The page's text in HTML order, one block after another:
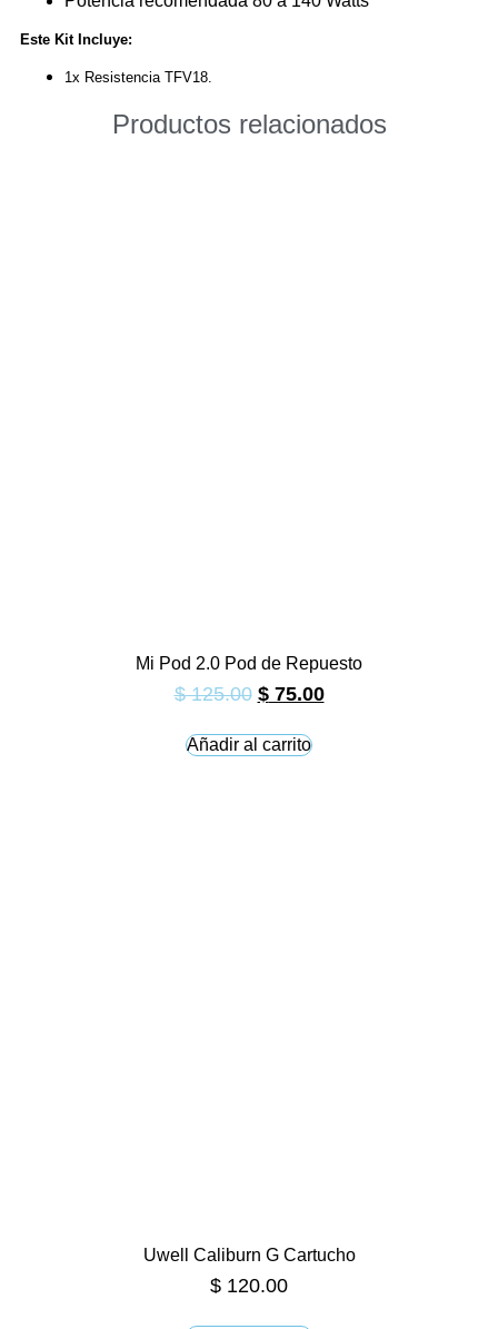
Este Kit Incluye:
1x Resistencia TFV18.
Productos relacionados
Mi Pod 2.0 Pod de Repuesto
$125.00 El
original
era:
$75.00El
Añadir al carrito
Uwell Caliburn G Cartucho
$ 120.00